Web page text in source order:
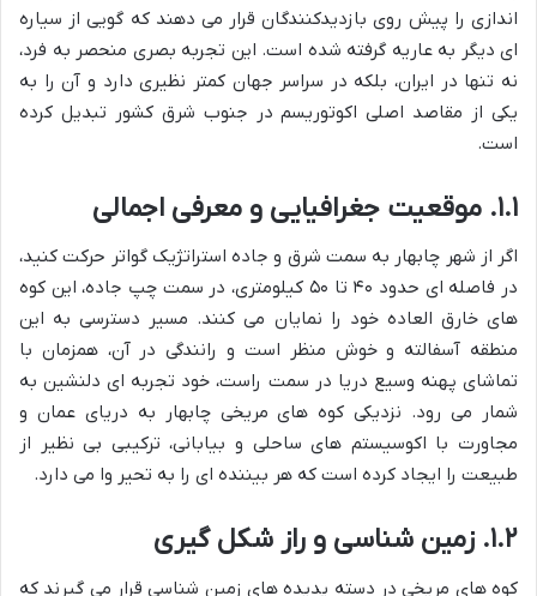
اندازی را پیش روی بازدیدکنندگان قرار می دهند که گویی از سیاره
ای دیگر به عاریه گرفته شده است. این تجربه بصری منحصر به فرد،
نه تنها در ایران، بلکه در سراسر جهان کمتر نظیری دارد و آن را به
یکی از مقاصد اصلی اکوتوریسم در جنوب شرق کشور تبدیل کرده
است.
۱.۱. موقعیت جغرافیایی و معرفی اجمالی
اگر از شهر چابهار به سمت شرق و جاده استراتژیک گواتر حرکت کنید،
در فاصله ای حدود ۴۰ تا ۵۰ کیلومتری، در سمت چپ جاده، این کوه
های خارق العاده خود را نمایان می کنند. مسیر دسترسی به این
منطقه آسفالته و خوش منظر است و رانندگی در آن، همزمان با
تماشای پهنه وسیع دریا در سمت راست، خود تجربه ای دلنشین به
شمار می رود. نزدیکی کوه های مریخی چابهار به دریای عمان و
مجاورت با اکوسیستم های ساحلی و بیابانی، ترکیبی بی نظیر از
طبیعت را ایجاد کرده است که هر بیننده ای را به تحیر وا می دارد.
۱.۲. زمین شناسی و راز شکل گیری
کوه های مریخی در دسته پدیده های زمین شناسی قرار می گیرند که